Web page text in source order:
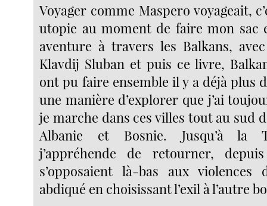
Voyager comme Maspero voyageait,
utopie au moment de faire mon sac
aventure à travers les Balkans,
Klavdij Sluban et puis ce livre,
ont pu faire ensemble il y a déjà plus
une manière d’explorer que j’ai
je marche dans ces villes tout au sud
Albanie et Bosnie. Jusqu’à la
j’appréhende de retourner,
s’opposaient là-bas aux
abdiqué en choisissant l’exil à l’autre